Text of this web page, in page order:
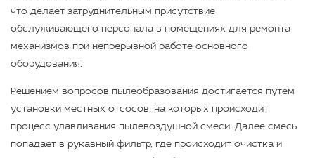
что делает затруднительным присутствие
обслуживающего персонала в помещениях для ремонта
механизмов при непрерывной работе основного
оборудования.
Решением вопросов пылеобразования достигается путем
установки местных отсосов, на которых происходит
процесс улавливания пылевоздушной смеси. Далее смесь
попадает в рукавный фильтр, где происходит очистка и